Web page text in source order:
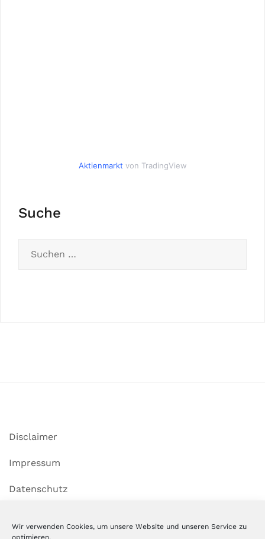
Wir verwenden Cookies, um unsere Website und unseren Service zu
optimieren.
Aktienmarkt von TradingView
Suche
Disclaimer
Impressum
Datenschutz